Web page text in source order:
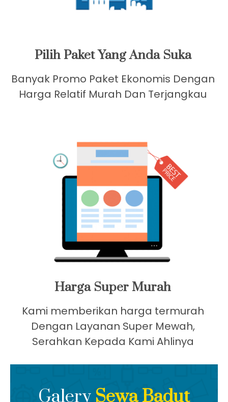
Pilih Paket Yang Anda Suka
Banyak Promo Paket Ekonomis Dengan
Harga Relatif Murah Dan Terjangkau
Harga Super Murah
Kami memberikan harga termurah
Dengan Layanan Super Mewah,
Serahkan Kepada Kami Ahlinya
Galery Sewa Badut